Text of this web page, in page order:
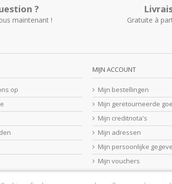
?
maintenant ! Gratuite à
op
MIJN ACCOUNT
Mijn bestellingen
Mijn geretourneerde
Mijn creditnota's
Mijn adressen
Mijn persoonlijke
Mijn vouchers